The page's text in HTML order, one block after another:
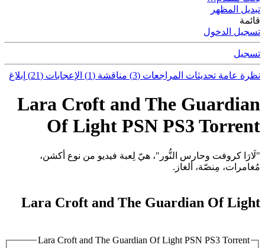
تبديل المظهر
قائمة
تسجيل الدخول
تسجيل
نظرة عامة تحديثات المراجعات (3) مناقشة (1) الإعجابات (21) إبلاغ
Lara Croft and The Guardian
Of Light PSN PS3 Torrent
"لَارَا كروفت وحارس النُّور"، هيّ لِعبة فيديو من نوع أكشن،
مُغامرات، مِنصّة، ألغاز.
Lara Croft and The Guardian Of Light
Lara Croft and The Guardian Of Light PSN PS3 Torrent